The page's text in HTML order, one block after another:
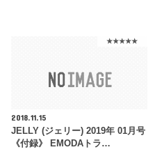
★★★★★
2018.11.15
JELLY (ジェリー) 2019年 01月号
《付録》 EMODAトラ…